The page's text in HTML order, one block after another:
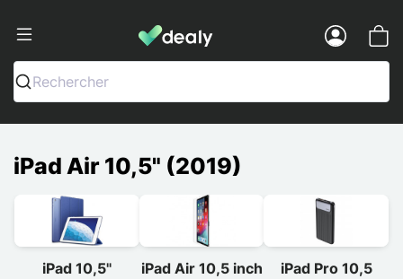
Dealy - Telefoonhoesjes en
Rechercher
iPad Air 10,5" (2019)
iPad 10,5"
iPad Air 10,5 inch
iPad Pro 10,5